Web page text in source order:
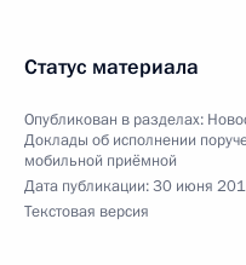
Статус материала
Опубликован в разделах:
Доклады об исполнении
мобильной приёмной
Дата публикации:30 июня
Текстовая версия